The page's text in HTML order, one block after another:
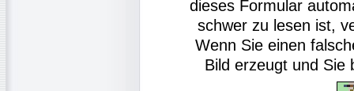
dieses Formular
schwer zu lesen ist,
Wenn Sie einen
Bild erzeugt und Sie